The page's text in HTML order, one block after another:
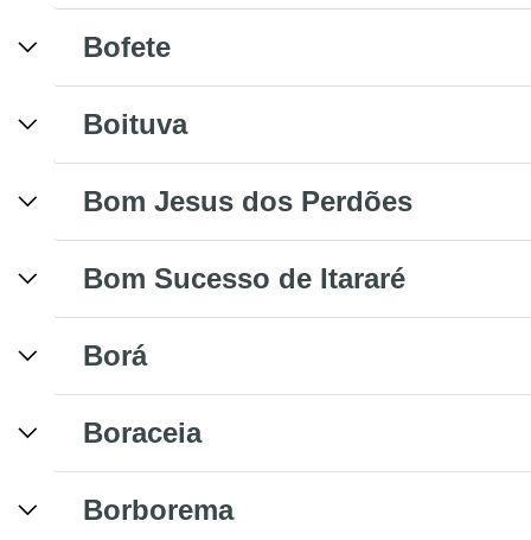
Bofete
Boituva
Bom Jesus dos Perdões
Bom Sucesso de Itararé
Borá
Boraceia
Borborema